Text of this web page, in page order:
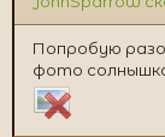
Попробую
фото